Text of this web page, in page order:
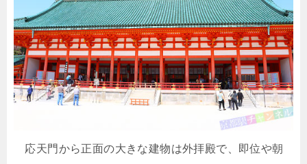
応天門から正面の大きな建物は外拝殿で、即位や朝